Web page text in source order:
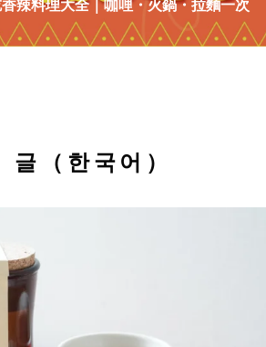
辣料理大全｜咖哩・火鍋・拉麵一次
글（한국어）